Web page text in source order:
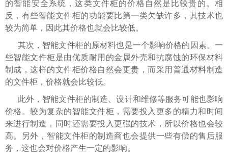
的智能安全系统，这类文件柜的价格自然是比较贵的。相
反，有些智能文件柜的功能要比第一类欠缺许多，其技术也
较为简单，因此其价格也就会比较低。
其次，智能文件柜的原材料也是一个影响价格的因素。一
些智能文件柜是由优质耐用的金属外壳和抗腐蚀的环保材料
制成，这样的文件柜价格自然会更贵，而采用普通材料制造
的文件柜，价格就会比较低。
此外，智能文件柜的制造、设计和维修等服务可能也影响
价格。较为复杂的智能文件柜，需要投入更多的精力和时间
来进行制造，同时还需要投入更强的技术，所以价格也会较
高。另外，智能文件柜的制造商也会提供一些有偿的售后服
务，这也会对价格产生一定的影响。